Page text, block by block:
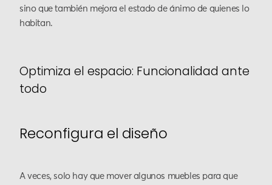
sino que también mejora el estado de ánimo de quienes lo
habitan.
Optimiza el espacio: Funcionalidad ante
todo
Reconfigura el diseño
A veces, solo hay que mover algunos muebles para que